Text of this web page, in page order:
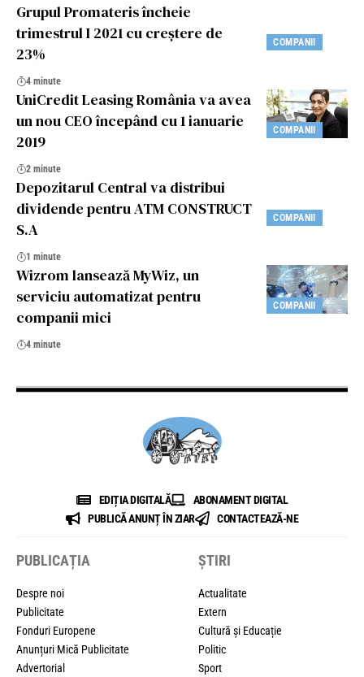
COMPANII
Grupul Promateris încheie
trimestrul I 2021 cu creștere de
23%
4 minute
COMPANII
UniCredit Leasing România va avea
un nou CEO începând cu 1 ianuarie
2019
2 minute
COMPANII
Depozitarul Central va distribui
dividende pentru ATM CONSTRUCT
S.A
1 minute
COMPANII
Wizrom lansează MyWiz, un
serviciu automatizat pentru
companii mici
4 minute
EDIȚIA DIGITALĂ
ABONAMENT DIGITAL
PUBLICĂ ANUNȚ ÎN ZIAR
CONTACTEAZĂ-NE
PUBLICAȚIA
Despre noi
Publicitate
Fonduri Europene
Anunțuri Mică Publicitate
Advertorial
ȘTIRI
Actualitate
Extern
Cultură și Educație
Politic
Sport